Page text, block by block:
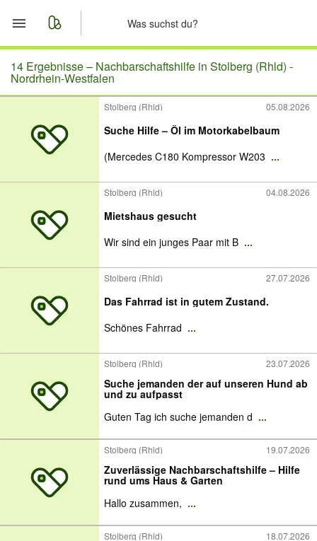
Start
Merkliste
Nachrichten
Anzeige aufgeben
14 Ergebnisse – Nachbarschaftshilfe in Stolberg (Rhld) -
Nordrhein-Westfalen
Stolberg (Rhld) 05.08.2026
Suche Hilfe – Öl im Motorkabelbaum
(Mercedes C180 Kompressor W203 ...
Stolberg (Rhld) 04.08.2026
Mietshaus gesucht
Wir sind ein junges Paar mit B ...
Stolberg (Rhld) 27.07.2026
Das Fahrrad ist in gutem Zustand.
Schönes Fahrrad ...
Stolberg (Rhld) 23.07.2026
Suche jemanden der auf unseren Hund ab
und zu aufpasst
Guten Tag ich suche jemanden d ...
Stolberg (Rhld) 19.07.2026
Zuverlässige Nachbarschaftshilfe – Hilfe
rund ums Haus & Garten
Hallo zusammen, ...
Stolberg (Rhld) 18.07.2026